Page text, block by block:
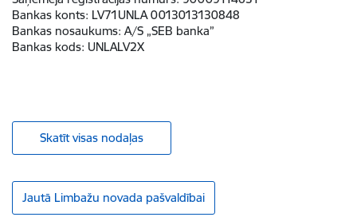
Bankas konts: LV71UNLA 0013013130848
Bankas nosaukums: A/S „SEB banka”
Bankas kods: UNLALV2X
Skatīt visas nodaļas
Jautā Limbažu novada pašvaldībai